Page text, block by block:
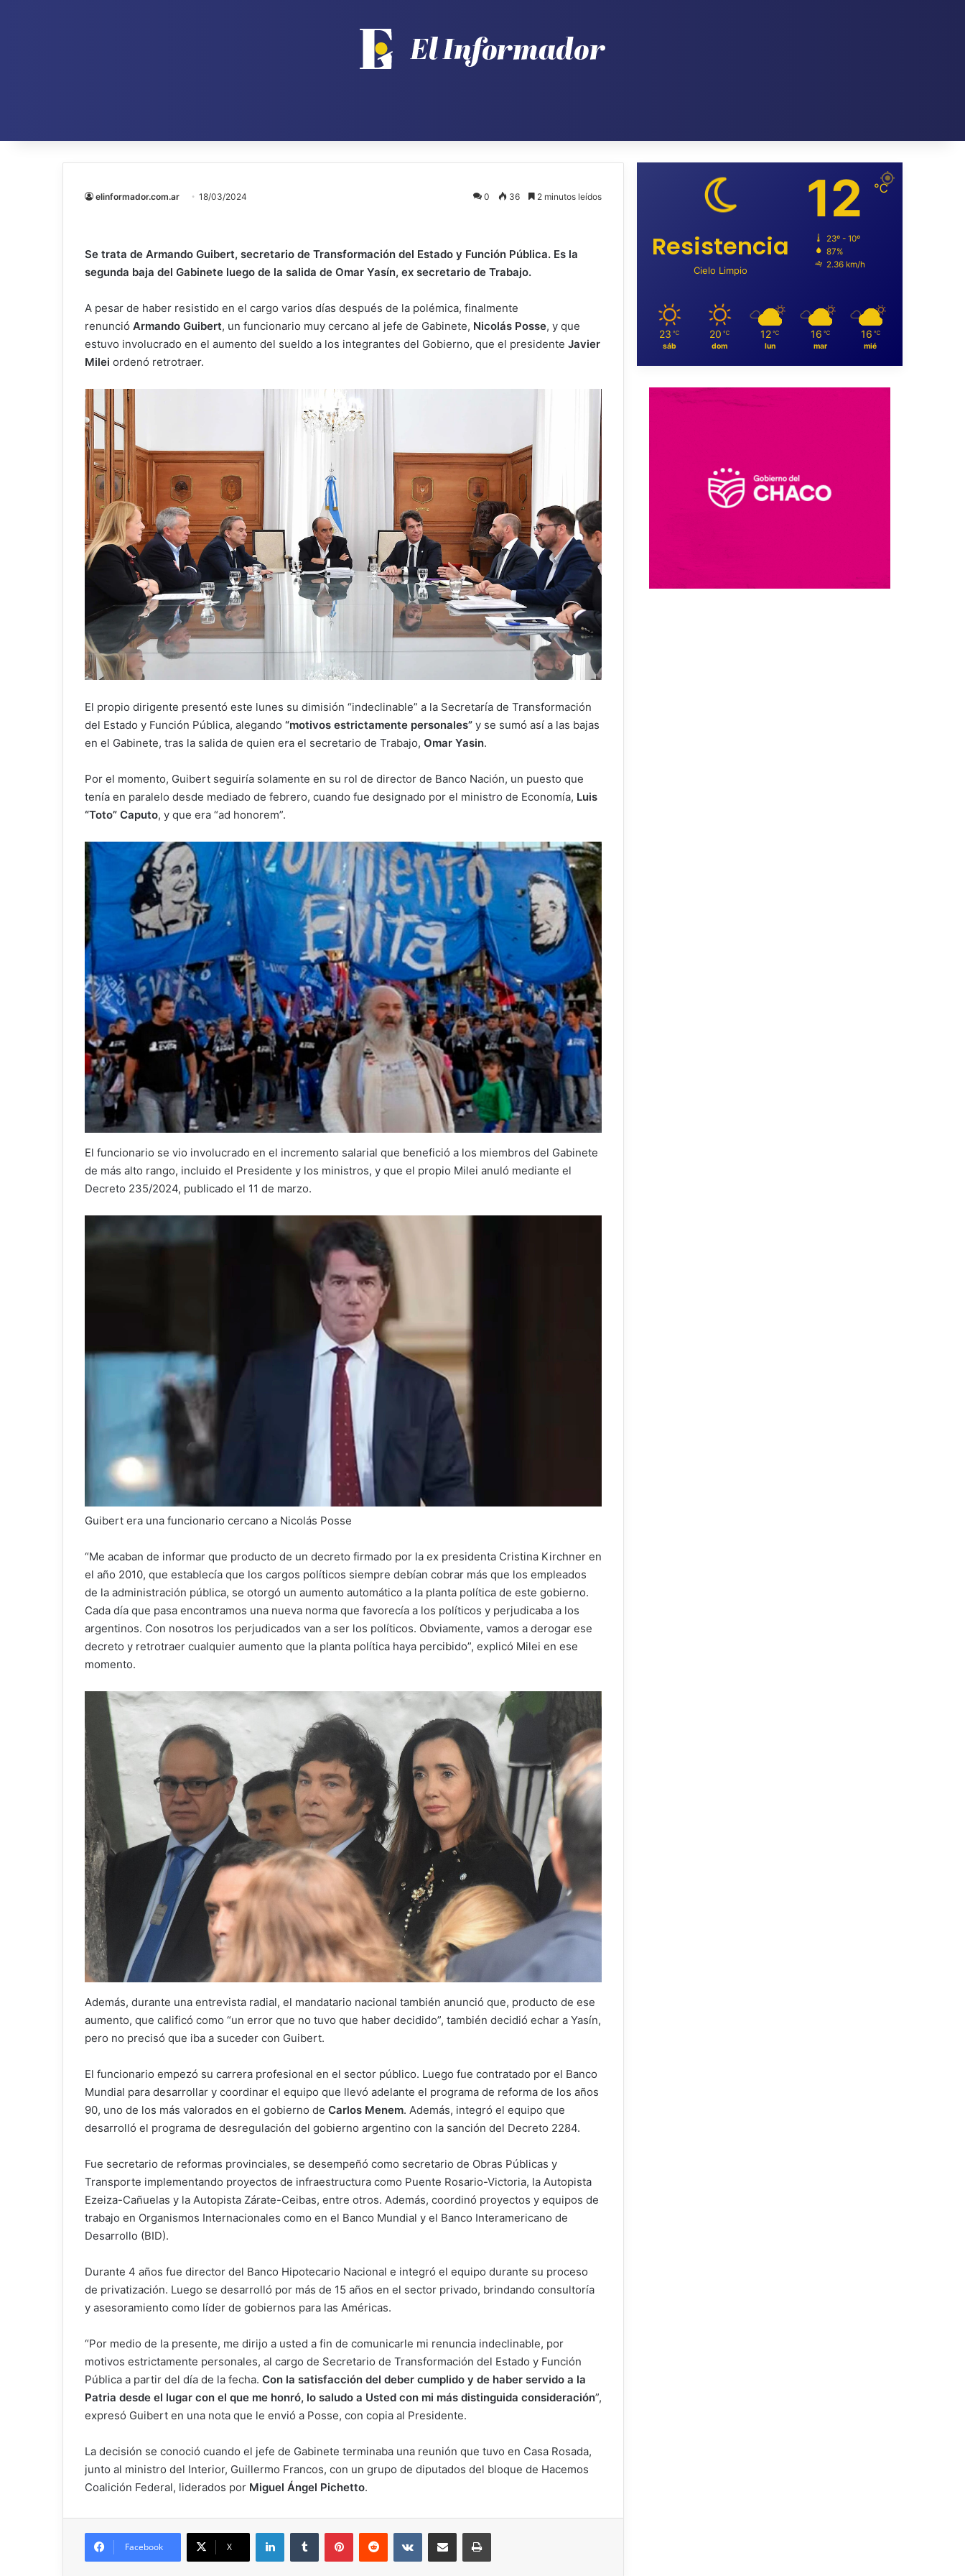
elinformador.com.ar 18/03/2024 0 36 2 minutos leídos
Se trata de Armando Guibert, secretario de Transformación del Estado y Función Pública. Es la
segunda baja del Gabinete luego de la salida de Omar Yasín, ex secretario de Trabajo.
A pesar de haber resistido en el cargo varios días después de la polémica, finalmente
renunció Armando Guibert, un funcionario muy cercano al jefe de Gabinete, Nicolás Posse, y que
estuvo involucrado en el aumento del sueldo a los integrantes del Gobierno, que el presidente Javier
Milei ordenó retrotraer.
El propio dirigente presentó este lunes su dimisión “indeclinable” a la Secretaría de Transformación
del Estado y Función Pública, alegando “motivos estrictamente personales” y se sumó así a las bajas
en el Gabinete, tras la salida de quien era el secretario de Trabajo, Omar Yasin.
Por el momento, Guibert seguiría solamente en su rol de director de Banco Nación, un puesto que
tenía en paralelo desde mediado de febrero, cuando fue designado por el ministro de Economía, Luis
“Toto” Caputo, y que era “ad honorem”.
El funcionario se vio involucrado en el incremento salarial que benefició a los miembros del Gabinete
de más alto rango, incluido el Presidente y los ministros, y que el propio Milei anuló mediante el
Decreto 235/2024, publicado el 11 de marzo.
Guibert era una funcionario cercano a Nicolás Posse
“Me acaban de informar que producto de un decreto firmado por la ex presidenta Cristina Kirchner en
el año 2010, que establecía que los cargos políticos siempre debían cobrar más que los empleados
de la administración pública, se otorgó un aumento automático a la planta política de este gobierno.
Cada día que pasa encontramos una nueva norma que favorecía a los políticos y perjudicaba a los
argentinos. Con nosotros los perjudicados van a ser los políticos. Obviamente, vamos a derogar ese
decreto y retrotraer cualquier aumento que la planta política haya percibido”, explicó Milei en ese
momento.
Además, durante una entrevista radial, el mandatario nacional también anunció que, producto de ese
aumento, que calificó como “un error que no tuvo que haber decidido”, también decidió echar a Yasín,
pero no precisó que iba a suceder con Guibert.
El funcionario empezó su carrera profesional en el sector público. Luego fue contratado por el Banco
Mundial para desarrollar y coordinar el equipo que llevó adelante el programa de reforma de los años
90, uno de los más valorados en el gobierno de Carlos Menem. Además, integró el equipo que
desarrolló el programa de desregulación del gobierno argentino con la sanción del Decreto 2284.
Fue secretario de reformas provinciales, se desempeñó como secretario de Obras Públicas y
Transporte implementando proyectos de infraestructura como Puente Rosario-Victoria, la Autopista
Ezeiza-Cañuelas y la Autopista Zárate-Ceibas, entre otros. Además, coordinó proyectos y equipos de
trabajo en Organismos Internacionales como en el Banco Mundial y el Banco Interamericano de
Desarrollo (BID).
Durante 4 años fue director del Banco Hipotecario Nacional e integró el equipo durante su proceso
de privatización. Luego se desarrolló por más de 15 años en el sector privado, brindando consultoría
y asesoramiento como líder de gobiernos para las Américas.
“Por medio de la presente, me dirijo a usted a fin de comunicarle mi renuncia indeclinable, por
motivos estrictamente personales, al cargo de Secretario de Transformación del Estado y Función
Pública a partir del día de la fecha. Con la satisfacción del deber cumplido y de haber servido a la
Patria desde el lugar con el que me honró, lo saludo a Usted con mi más distinguida consideración”,
expresó Guibert en una nota que le envió a Posse, con copia al Presidente.
La decisión se conoció cuando el jefe de Gabinete terminaba una reunión que tuvo en Casa Rosada,
junto al ministro del Interior, Guillermo Francos, con un grupo de diputados del bloque de Hacemos
Coalición Federal, liderados por Miguel Ángel Pichetto.
Facebook X
Resistencia
Cielo Limpio
12 ℃
23º - 10º
87%
2.36 km/h
23 ℃
sáb
20 ℃
dom
12 ℃
lun
16 ℃
mar
16 ℃
mié